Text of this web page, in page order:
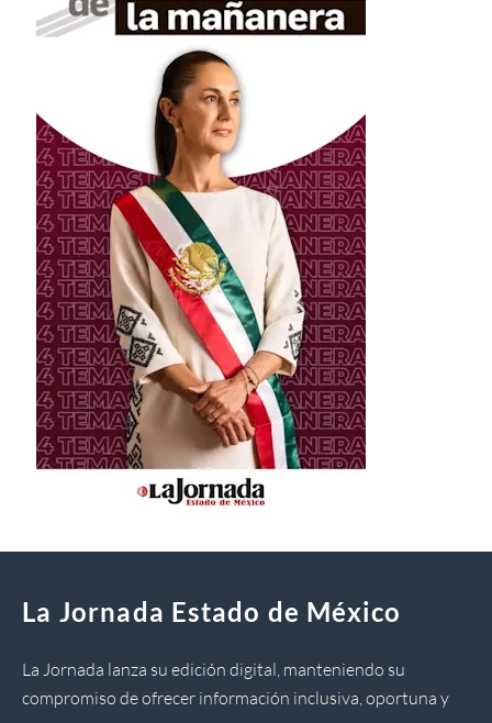
La Jornada Estado de México
La Jornada lanza su edición digital, manteniendo su
compromiso de ofrecer información inclusiva, oportuna y